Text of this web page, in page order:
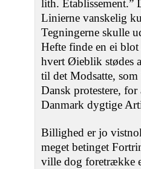
lith. Etablissement.”
Linierne vanskelig
Tegningerne skulle
Hefte finde en ei
hvert Øieblik stødes
til det Modsatte,
Dansk protestere,
Danmark dygtige
Billighed er jo
meget betinget
ville dog foretrække